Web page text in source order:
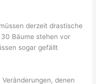
derzeit drastische
Bäume stehen vor
sogar gefällt
denen